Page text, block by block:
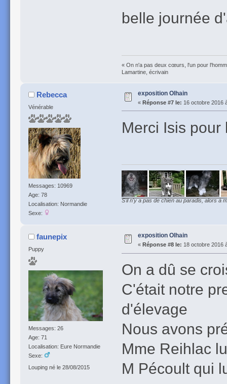
belle journée
« On n'a pas deux cœurs, l'un pour
Lamartine, écrivain
Rebecca
Vénérable
Messages: 10969
Age: 78
Localisation: Normandie
Sexe:
exposition Olhain
« Réponse #7 le: 16 octobre 2016
Merci Isis
S'il n'y a pas de chien au paradis, alors à
faunepix
Puppy
Messages: 26
Age: 71
Localisation: Eure Normandie
Sexe:
Louping né le 28/08/2015
exposition Olhain
« Réponse #8 le: 18 octobre 2016
On a dû se
C'était notre
d'élevage
Nous avons
Mme Reihlac
M Pécoult qui